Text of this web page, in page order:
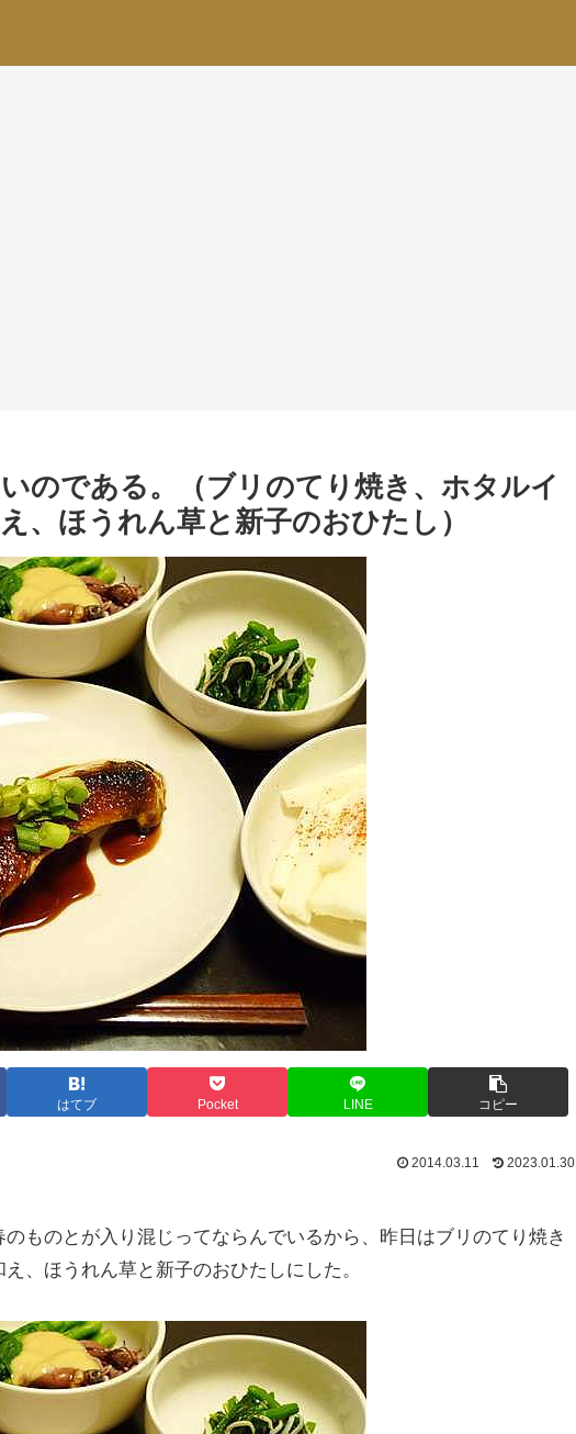
のである。（ブリのてり焼き、ホタルイ
、ほうれん草と新子のおひたし）
はてブ Pocket LINE コピー
2014.03.11 2023.01.30
ものとが入り混じってならんでいるから、昨日はブリのてり焼き
、ほうれん草と新子のおひたしにした。